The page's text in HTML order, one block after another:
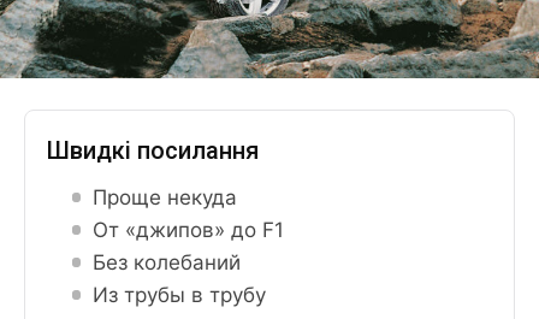
Швидкі посилання
Проще некуда
От «джипов» до F1
Без колебаний
Из трубы в трубу